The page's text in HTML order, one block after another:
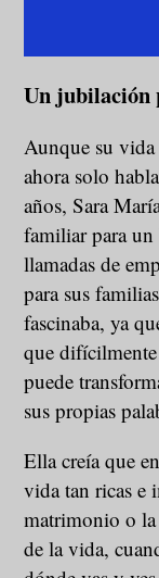
Un jubilación
Aunque su
ahora solo
años, Sara
familiar para
llamadas de
para sus
fascinaba, ya
que difícilmente
puede
sus propias
Ella creía que
vida tan ricas e
matrimonio o la
de la vida,